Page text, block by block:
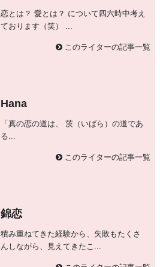
恋とは？ 愛とは？ について四六時中考え
ております（笑） ...
このライターの記事一覧
Hana
「真の恋の道は、 茨（いばら）の道であ
る...
このライターの記事一覧
錦恋
積み重ねてきた経験から、失敗もたくさ
んしながら、見えてきたこ...